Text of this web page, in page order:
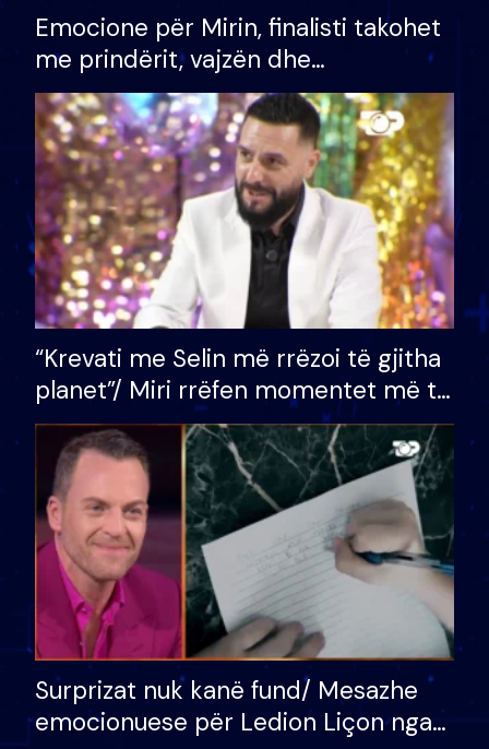
Emocione për Mirin, finalisti takohet
me prindërit, vajzën dhe
bashkëshorten: S’kemi ndonjë letër
divorci apo jo?
“Krevati me Selin më rrëzoi të gjitha
planet”/ Miri rrëfen momentet më të
bukura në shtëpinë e BB VIP: Do më
mungojë zilja e mëngjesit kur…
Surprizat nuk kanë fund/ Mesazhe
emocionuese për Ledion Liçon nga